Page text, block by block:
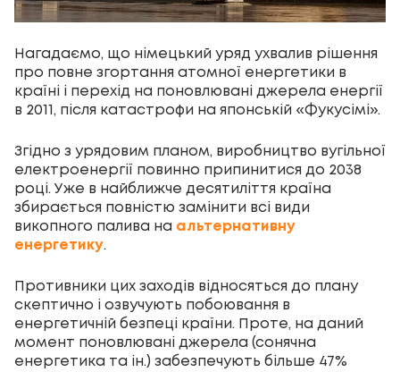
Нагадаємо, що німецький уряд ухвалив рішення
про повне згортання атомної енергетики в
країні і перехід на поновлювані джерела енергії
в 2011, після катастрофи на японській «Фукусімі».
Згідно з урядовим планом, виробництво вугільної
електроенергії повинно припинитися до 2038
році. Уже в найближче десятиліття країна
збирається повністю замінити всі види
викопного палива на альтернативну
енергетику.
Противники цих заходів відносяться до плану
скептично і озвучують побоювання в
енергетичній безпеці країни. Проте, на даний
момент поновлювані джерела (сонячна
енергетика та ін.) забезпечують більше 47%